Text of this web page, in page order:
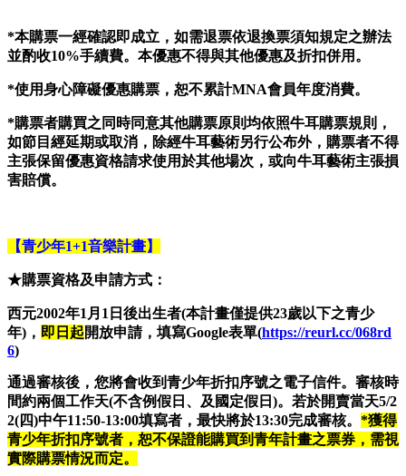
*本購票一經確認即成立，如需退票依退換票須知規定之辦法
並酌收10%手續費。本優惠不得與其他優惠及折扣併用。
*使用身心障礙優惠購票，恕不累計MNA會員年度消費。
*購票者購買之同時同意其他購票原則均依照牛耳購票規則，
如節目經延期或取消，除經牛耳藝術另行公布外，購票者不得
主張保留優惠資格請求使用於其他場次，或向牛耳藝術主張損
害賠償。
【青少年1+1音樂計畫】
★購票資格及申請方式：
西元2002年1月1日後出生者(本計畫僅提供23歲以下之青少
年)， 即日起開放申請，填寫Google表單(https://reurl.cc/068rd
6)
通過審核後，您將會收到青少年折扣序號之電子信件。審核時
間約兩個工作天(不含例假日、及國定假日)。若於開賣當天5/2
2(四)中午11:50-13:00填寫者，最快將於13:30完成審核。 *獲得
青少年折扣序號者，恕不保證能購買到青年計畫之票券，需視
實際購票情況而定。